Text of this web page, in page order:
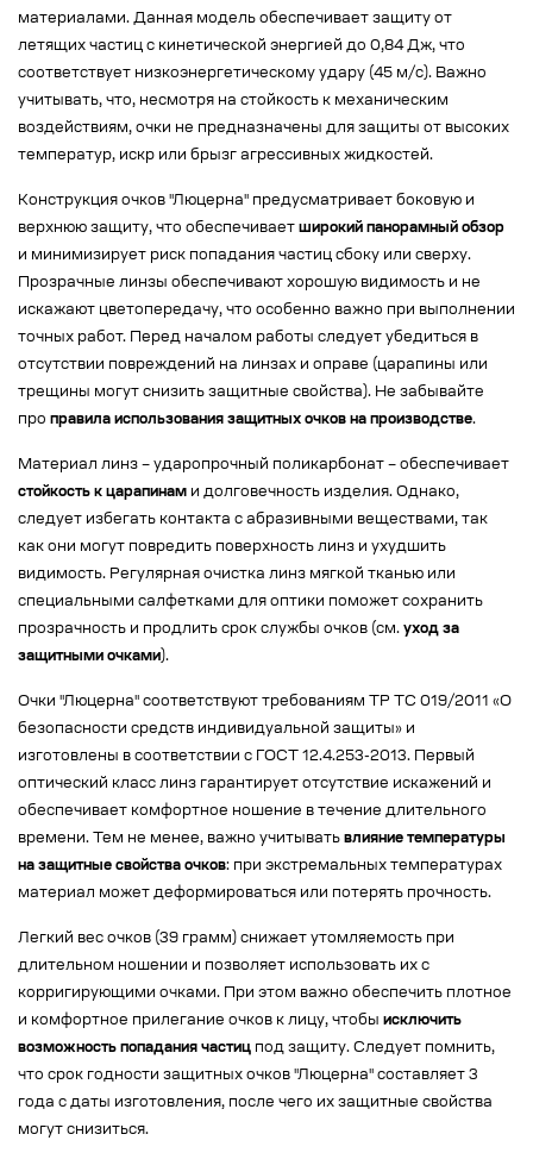
материалами. Данная модель обеспечивает защиту от
летящих частиц с кинетической энергией до 0,84 Дж, что
соответствует низкоэнергетическому удару (45 м/с). Важно
учитывать, что, несмотря на стойкость к механическим
воздействиям, очки не предназначены для защиты от высоких
температур, искр или брызг агрессивных жидкостей.
Конструкция очков "Люцерна" предусматривает боковую и
верхнюю защиту, что обеспечивает широкий панорамный обзор
и минимизирует риск попадания частиц сбоку или сверху.
Прозрачные линзы обеспечивают хорошую видимость и не
искажают цветопередачу, что особенно важно при выполнении
точных работ. Перед началом работы следует убедиться в
отсутствии повреждений на линзах и оправе (царапины или
трещины могут снизить защитные свойства). Не забывайте
про правила использования защитных очков на производстве.
Материал линз – ударопрочный поликарбонат – обеспечивает
стойкость к царапинам и долговечность изделия. Однако,
следует избегать контакта с абразивными веществами, так
как они могут повредить поверхность линз и ухудшить
видимость. Регулярная очистка линз мягкой тканью или
специальными салфетками для оптики поможет сохранить
прозрачность и продлить срок службы очков (см. уход за
защитными очками).
Очки "Люцерна" соответствуют требованиям ТР ТС 019/2011 «О
безопасности средств индивидуальной защиты» и
изготовлены в соответствии с ГОСТ 12.4.253-2013. Первый
оптический класс линз гарантирует отсутствие искажений и
обеспечивает комфортное ношение в течение длительного
времени. Тем не менее, важно учитывать влияние температуры
на защитные свойства очков: при экстремальных температурах
материал может деформироваться или потерять прочность.
Легкий вес очков (39 грамм) снижает утомляемость при
длительном ношении и позволяет использовать их с
корригирующими очками. При этом важно обеспечить плотное
и комфортное прилегание очков к лицу, чтобы исключить
возможность попадания частиц под защиту. Следует помнить,
что срок годности защитных очков "Люцерна" составляет 3
года с даты изготовления, после чего их защитные свойства
могут снизиться.